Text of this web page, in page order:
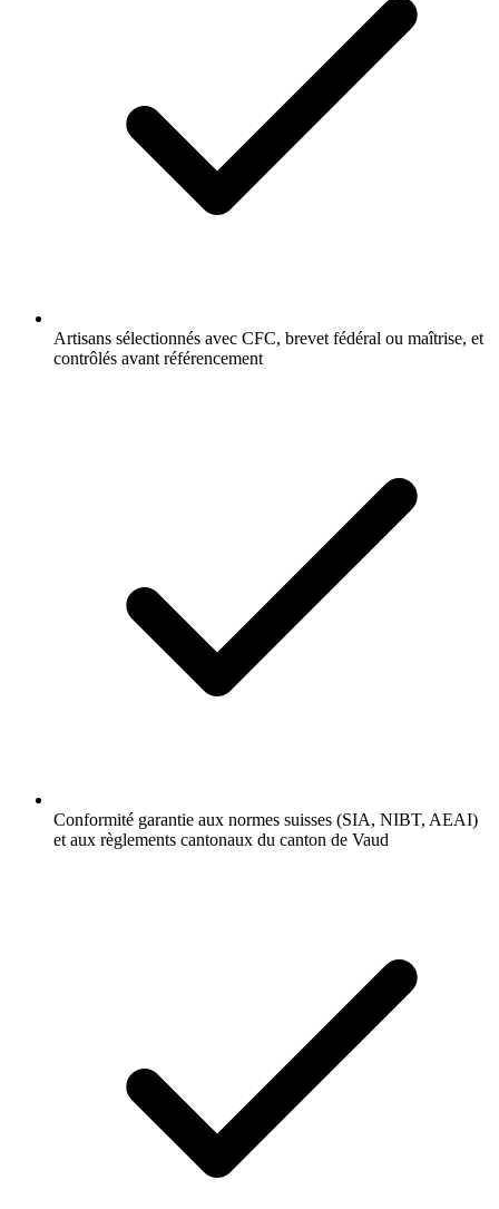
Artisans sélectionnés avec CFC, brevet fédéral ou maîtrise, et
contrôlés avant référencement
Conformité garantie aux normes suisses (SIA, NIBT, AEAI)
et aux règlements cantonaux du canton de Vaud